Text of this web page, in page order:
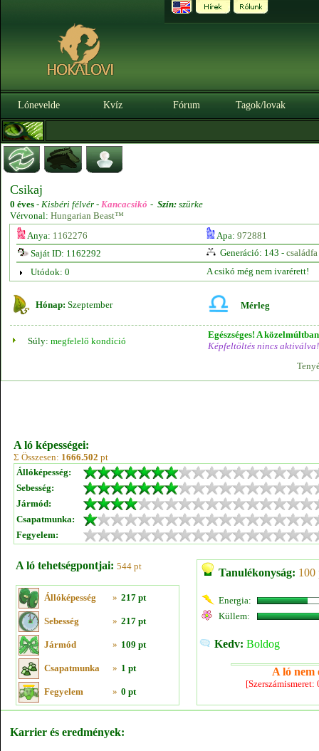
Lónevelde Kvíz Fórum Tagok/lovak
Csikaj
0 éves - Kisbéri félvér - Kancacsikó - Szín: szürke
Vérvonal: Hungarian Beast™
Anya: 1162276 Apa: 972881
Saját ID: 1162292
Generáció: 143 - családfa
Utódok: 0
A csikó még nem ivarérett!
Hónap: Szeptember Mérleg
Súly: megfelelő kondíció
Egészséges! A
Képfeltöltés nincs aktiválva!
A ló képességei:
Σ Összesen: 1666.502 pt
Állóképesség:
Sebesség:
Jármód:
Csapatmunka:
Fegyelem:
A ló tehetségpontjai: 544 pt
Állóképesség » 217 pt
Sebesség » 217 pt
Jármód » 109 pt
Csapatmunka » 1 pt
Fegyelem » 0 pt
Tanulékonyság: 100
Energia:
Küllem:
Kedv: Boldog
A ló nem
Karrier és eredmények: